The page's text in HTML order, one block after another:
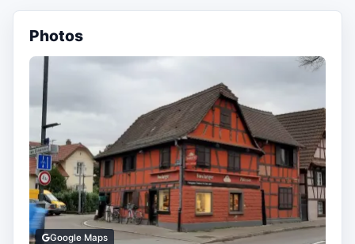
Photos
Google Maps